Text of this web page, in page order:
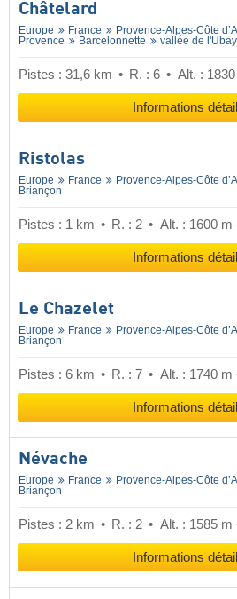
Châtelard
Europe France Provence-Alpes-Côte
Provence
Barcelonnette vallée de
Pistes : 31,6 km R. : 6 Alt. :
Informations
Ristolas
Europe France Provence-Alpes-Côte
Briançon
Pistes : 1 km R. : 2 Alt. : 1600 m
Informations
Le Chazelet
Europe France Provence-Alpes-Côte
Briançon
Pistes : 6 km R. : 7 Alt. : 1740 m
Informations
Névache
Europe France Provence-Alpes-Côte
Briançon
Pistes : 2 km R. : 2 Alt. : 1585 m
Informations